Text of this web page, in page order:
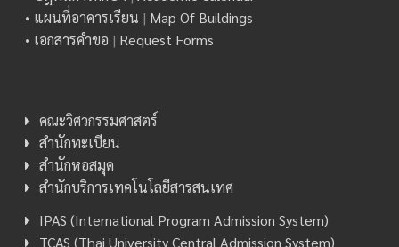
• แผนที่อาคารเรียน | Map Of Buildings
• เอกสารคำขอ | Request Forms
คณะวิศวกรรมศาสตร์
สำนักทะเบียน
สำนักหอสมุด
สำนักบริการเทคโนโลยีสารสนเทศ
IPAS (International Program Admission System)
TCAS (Thai University Central Admission System)